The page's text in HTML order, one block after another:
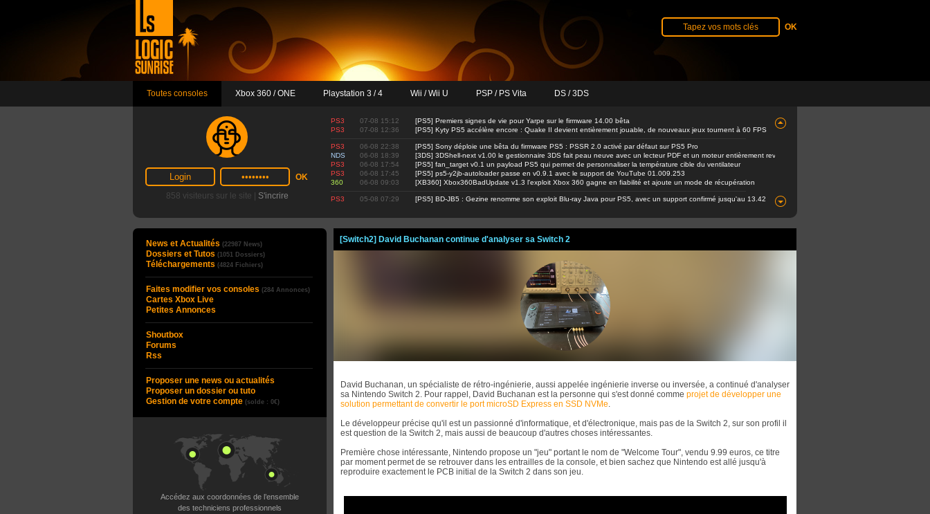
Toutes consoles Xbox 360 / ONE Playstation 3 / 4 Wii / Wii U PSP / PS Vita DS / 3DS
858 visiteurs sur le site | S'incrire
PS3 07-08 15:12
[PS5] Premiers signes de vie pour Yarpe sur le firmware 14.00 bêta
PS3
07-08 12:36 [PS5] Kyty PS5 accélère encore : Quake II devient entièrement jouable, de nouveaux jeux tournent à 60 FPS
PS3 06-08 22:38
[PS5] Sony déploie une bêta du firmware PS5 : PSSR 2.0 activé par défaut sur PS5 Pro
NDS
06-08 18:39
[3DS] 3DShell-next v1.00 le gestionnaire 3DS fait peau neuve avec un lecteur PDF et un moteur entièrement revu
PS3
06-08 17:54
[PS5] fan_target v0.1 un payload PS5 qui permet de personnaliser la température cible du ventilateur
PS3
06-08 17:45
[PS5] ps5-y2jb-autoloader passe en v0.9.1 avec le support de YouTube 01.009.253
360
06-08 09:03 [XB360] Xbox360BadUpdate v1.3 l'exploit Xbox 360 gagne en fiabilité et ajoute un mode de récupération
PS3 05-08 07:29 [PS5] BD-JB5 : Gezine renomme son exploit Blu-ray Java pour PS5, avec un support confirmé jusqu'au 13.42
News et Actualités (22987 News)
Dossiers et Tutos (1051 Dossiers)
Téléchargements (4824 Fichiers)
Faites modifier vos consoles (284 Annonces)
Cartes Xbox Live
Petites Annonces
Shoutbox
Forums
Rss
Proposer une news ou actualités
Proposer un dossier ou tuto
Gestion de votre compte (solde : 0€)
Accédez aux coordonnées de l’ensemble
des techniciens professionnels
[Switch2] David Buchanan continue d'analyser sa Switch 2
David Buchanan, un spécialiste de rétro-ingénierie, aussi appelée ingénierie inverse ou inversée, a continué d'analyser
sa Nintendo Switch 2. Pour rappel, David Buchanan est la personne qui s'est donné comme projet de développer une
solution permettant de convertir le port microSD Express en SSD NVMe.
Le développeur précise qu'il est un passionné d'informatique, et d'électronique, mais pas de la Switch 2, sur son profil il
est question de la Switch 2, mais aussi de beaucoup d'autres choses intéressantes.
Première chose intéressante, Nintendo propose un "jeu" portant le nom de "Welcome Tour", vendu 9.99 euros, ce titre
par moment permet de se retrouver dans les entrailles de la console, et bien sachez que Nintendo est allé jusqu'à
reproduire exactement le PCB initial de la Switch 2 dans son jeu.